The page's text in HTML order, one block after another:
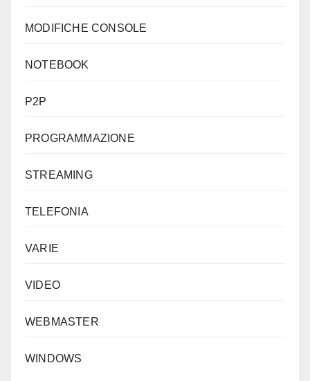
MODIFICHE CONSOLE
NOTEBOOK
P2P
PROGRAMMAZIONE
STREAMING
TELEFONIA
VARIE
VIDEO
WEBMASTER
WINDOWS